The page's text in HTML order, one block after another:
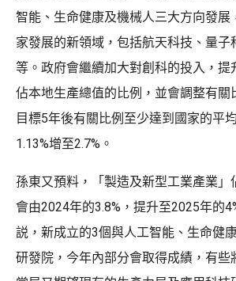
智能、生命健康及機械人三大方向發展
家發展的新領域，包括航天科技、量子
等。政府會繼續加大對創科的投入，提
佔本地生產總值的比例，並會調整有關
目標5年後有關比例至少達到國家的平
1.13%增至2.7%。
孫東又預料，「製造及新型工業產業」
會由2024年的3.8%，提升至2025年的
説，新成立的3個與人工智能、生命健
研發院，今年內部分會取得成績，有些